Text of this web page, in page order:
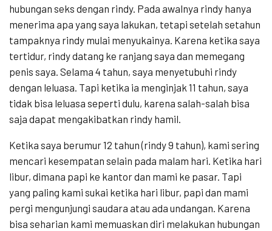
hubungan seks dengan rindy. Pada awalnya rindy hanya
menerima apa yang saya lakukan, tetapi setelah setahun
tampaknya rindy mulai menyukainya. Karena ketika saya
tertidur, rindy datang ke ranjang saya dan memegang
penis saya. Selama 4 tahun, saya menyetubuhi rindy
dengan leluasa. Tapi ketika ia menginjak 11 tahun, saya
tidak bisa leluasa seperti dulu, karena salah-salah bisa
saja dapat mengakibatkan rindy hamil.
Ketika saya berumur 12 tahun (rindy 9 tahun), kami sering
mencari kesempatan selain pada malam hari. Ketika hari
libur, dimana papi ke kantor dan mami ke pasar. Tapi
yang paling kami sukai ketika hari libur, papi dan mami
pergi mengunjungi saudara atau ada undangan. Karena
bisa seharian kami memuaskan diri melakukan hubungan